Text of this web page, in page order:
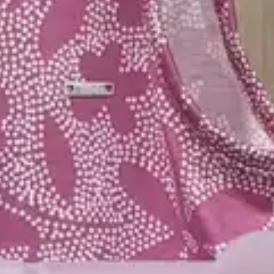
• Conjunto composto por regata e short saia
• Feito em meia malha
• Possui alças com detalhe em laço
• Possui lastex nas costas
• Possui estampa floral em pontilhismo
• Possui elástico no cós
• Ideal para passeios e momentos especiais
Informações técnicas +
Material Principal Meia Malha
Cor Rosa
Artigo Conjunto
Sobre a marca +
A Elian é a marca de roupas infantis e teens que faz
parte dos melhores momentos das crianças. A Elian
entrega moda infantil com qualidade e traz a cada nova
estação peças diferenciadas de roupas para meninas e